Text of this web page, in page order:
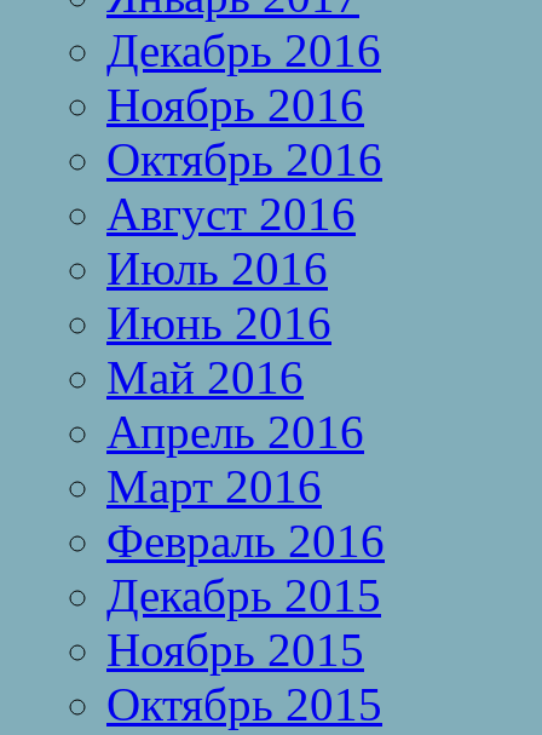
Декабрь 2016
Ноябрь 2016
Октябрь 2016
Август 2016
Июль 2016
Июнь 2016
Май 2016
Апрель 2016
Март 2016
Февраль 2016
Декабрь 2015
Ноябрь 2015
Октябрь 2015